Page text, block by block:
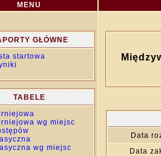
MENU
GŁÓWNE
startowa
TABELE
wg miejsc
wg miejsc
Data
Data